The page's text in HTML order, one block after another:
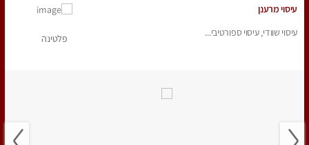
עיסוי מרענן
עיסוי שוודי, עיסוי ספורטיבי...
פלטינה